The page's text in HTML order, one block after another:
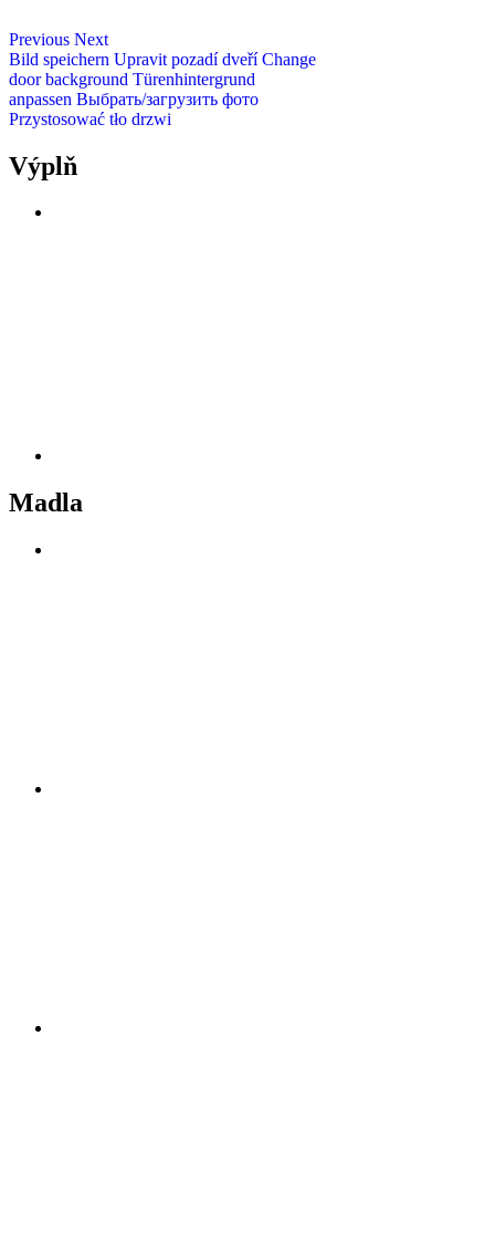
Previous Next
Bild speichern Upravit pozadí dveří Change
door background Türenhintergrund
anpassen Выбрать/загрузить фото
Przystosować tło drzwi
Výplň
Madla